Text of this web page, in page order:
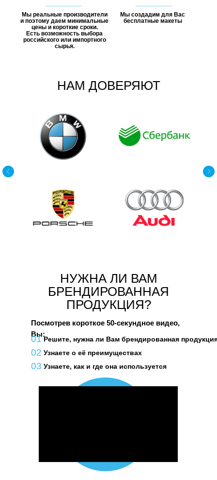
Мы реальные производители
и поэтому даем минимальные
цены и короткие сроки.
Есть возможность выбора
российского или импортного
сырья.
Мы создадим для Вас
бесплатные макеты
НАМ ДОВЕРЯЮТ
НУЖНА ЛИ ВАМ
БРЕНДИРОВАННАЯ
ПРОДУКЦИЯ?
Посмотрев короткое 50-секундное видео,
Вы:
Решите, нужна ли Вам брендированная
Узнаете о её преимуществах
Узнаете, как и где она используется
01
02
03